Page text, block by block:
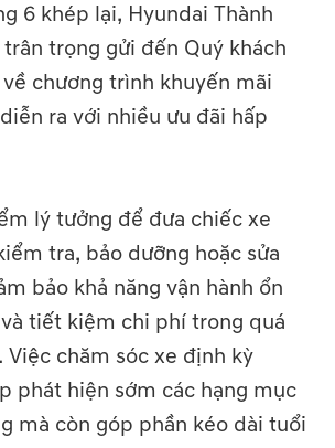
6 khép lại, Hyundai Thành
trân trọng gửi đến Quý khách
chương trình khuyến mãi
ra với nhiều ưu đãi hấp
lý tưởng để đưa chiếc xe
tra, bảo dưỡng hoặc sửa
bảo khả năng vận hành ổn
tiết kiệm chi phí trong quá
Việc chăm sóc xe định kỳ
phát hiện sớm các hạng mục
mà còn góp phần kéo dài tuổi